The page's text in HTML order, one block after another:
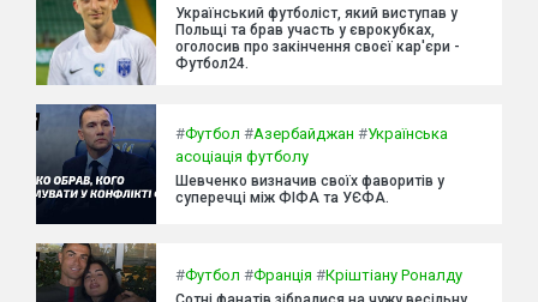
Український футболіст, який виступав у
Польщі та брав участь у єврокубках,
оголосив про закінчення своєї кар'єри -
Футбол24.
#Футбол #Азербайджан #Українська
асоціація футболу
Шевченко визначив своїх фаворитів у
суперечці між ФІФА та УЄФА.
#Футбол #Франція #Кріштіану Роналду